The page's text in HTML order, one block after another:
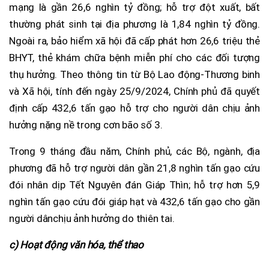
mạng là gần 26,6 nghìn tỷ đồng; hỗ trợ đột xuất, bất
thường phát sinh tại địa phương là 1,84 nghìn tỷ đồng.
Ngoài ra, bảo hiểm xã hội đã cấp phát hơn 26,6 triệu thẻ
BHYT, thẻ khám chữa bệnh miễn phí cho các đối tượng
thụ hưởng. Theo thông tin từ Bộ Lao động-Thương binh
và Xã hội, tính đến ngày 25/9/2024, Chính phủ đã quyết
định cấp 432,6 tấn gạo hỗ trợ cho người dân chịu ảnh
hưởng nặng nề trong cơn bão số 3.
Trong 9 tháng đầu năm, Chính phủ, các Bộ, ngành, địa
phương đã hỗ trợ người dân gần 21,8 nghìn tấn gạo cứu
đói nhân dịp Tết Nguyên đán Giáp Thìn; hỗ trợ hơn 5,9
nghìn tấn gạo cứu đói giáp hạt và 432,6 tấn gạo cho gần
người dânchịu ảnh hưởng do thiên tai.
c) Hoạt động văn hóa, thể thao